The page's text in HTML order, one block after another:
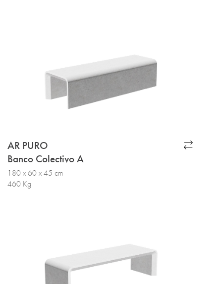
AR PURO
Banco Colectivo A
180 x 60 x 45 cm
460 Kg